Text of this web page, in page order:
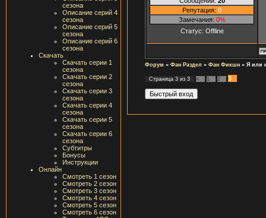
сезона
Описание серий 4
сезона
Описание серий 5
сезона
Описание серий 6
сезона
Скачать
Скачать серии 1
сезона
Скачать серии 2
сезона
Скачать серии 3
сезона
Скачать серии 4
сезона
Скачать серии 5
сезона
Скачать серии 6
сезона
Субтитры
Бонусы
Инструкции
Онлайн
Смотреть 1 сезон
Смотреть 2 сезон
Смотреть 3 сезон
Смотреть 4 сезон
Смотреть 5 сезон
Смотреть 6 сезон
Репутация: 0
Замечания: 0%
Статус: Offline
Форум » Фан Раздел » Фан Фикшн » Я или
Страница 3 из 3 « 1 2 3